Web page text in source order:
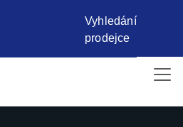
Vyhledání
prodejce